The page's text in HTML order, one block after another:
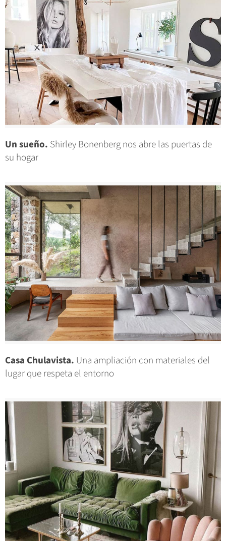
Un sueño. Shirley Bonenberg nos abre las puertas de
su hogar
Casa Chulavista. Una ampliación con materiales del
lugar que respeta el entorno